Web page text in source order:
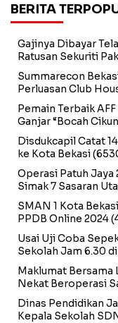
BERITA
Gajinya Dibayar
Ratusan Sekuriti
Summarecon
Perluasan Club
Pemain Terbaik
Ganjar “Bocah
Disdukcapil Catat
ke Kota Bekasi
Operasi Patuh Jaya
Simak 7 Sasaran
SMAN 1 Kota
PPDB Online 2024
Usai Uji Coba
Sekolah Jam 6.30
Maklumat Bersama
Nekat Beroperasi
Dinas Pendidikan
Kepala Sekolah